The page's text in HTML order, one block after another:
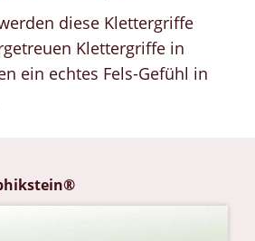
diese Klettergriffe
Klettergriffe in
ein echtes Fels-Gefühl in